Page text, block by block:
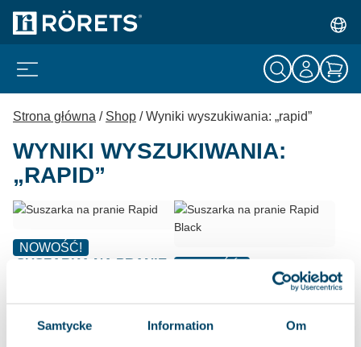
Samtycke Information Om
Strona główna / Shop / Wyniki wyszukiwania: „rapid”
WYNIKI WYSZUKIWANIA:
„RAPID”
NOWOŚĆ!
SUSZARKA NA PRANIE
Prosta i wygodna w obsłudze
suszarka na pranie o...
SUSZARKA NA PRANIE
Prosta i wygodna w obsłudze